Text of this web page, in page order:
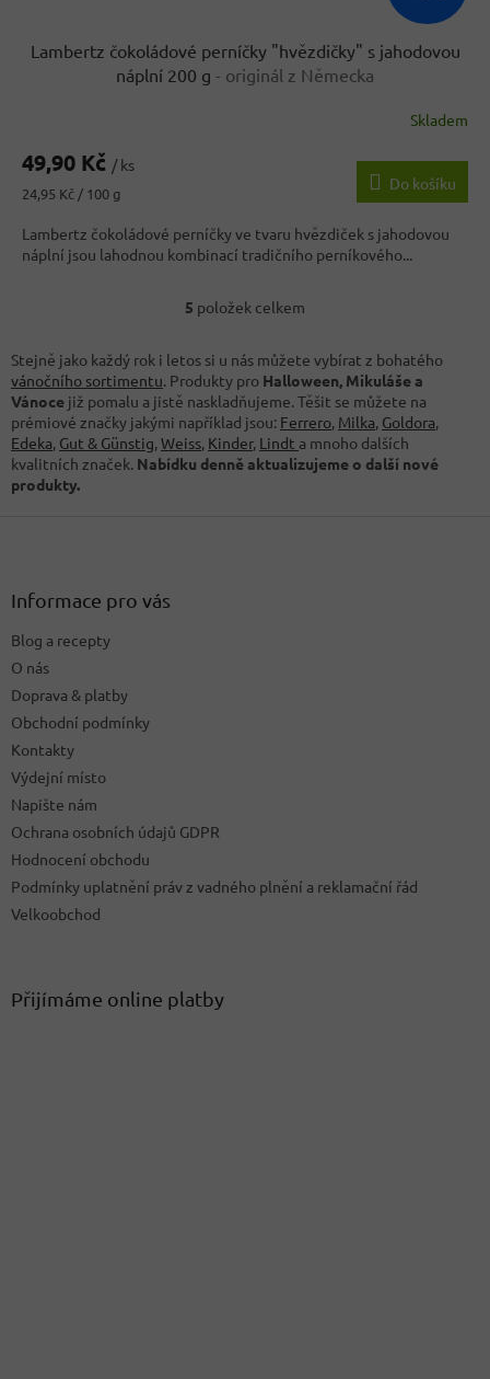
Lambertz čokoládové perníčky "hvězdičky" s jahodovou
náplní 200 g - originál z Německa
Skladem
49,90 Kč / ks
Měrná
24,95 Kč / 100 g
Do košíku
Lambertz čokoládové perníčky ve tvaru hvězdiček s jahodovou
náplní jsou lahodnou kombinací tradičního perníkového...
O
l
á
d
a
c
í
5 položek celkem
Stejně jako každý rok i letos si u nás můžete vybírat z bohatého
vánočního sortimentu. Produkty pro Halloween, Mikuláše a
Vánoce již pomalu a jistě naskladňujeme. Těšit se můžete na
prémiové značky jakými například jsou: Ferrero, Milka, Goldora,
Edeka, Gut & Günstig,Weiss, Kinder, Lindt a mnoho dalších
kvalitních značek. Nabídku denně aktualizujeme o další nové
produkty.
Informace pro vás
Blog a recepty
O nás
Doprava & platby
Obchodní podmínky
Kontakty
Výdejní místo
Napište nám
Ochrana osobních údajů GDPR
Hodnocení obchodu
Podmínky uplatnění práv z vadného plnění a reklamační řád
Velkoobchod
Přijímáme online platby